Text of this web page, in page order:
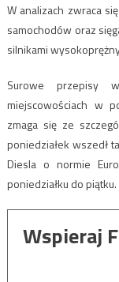
W analizach zwraca
samochodów oraz
silnikami
Surowe przepisy
miejscowościach w
zmaga się ze
poniedziałek wszedł
Diesla o normie
poniedziałku do piątku.
Wspieraj